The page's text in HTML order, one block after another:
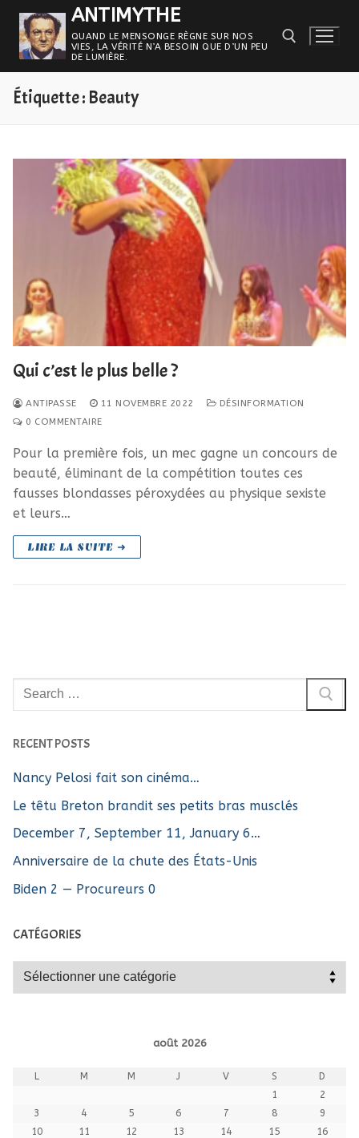
Aller
contenu
ANTIMYTHE
QUAND LE MENSONGE RÈGNE SUR NOS
VIES, LA VÉRITÉ N’A BESOIN QUE D’UN PEU
DE LUMIÈRE.
Étiquette : Beauty
Qui c’est le plus belle ?
ANTIPASSE 11 NOVEMBRE 2022
DÉSINFORMATION
0 COMMENTAIRE
Pour la première fois, un mec gagne un concours de
beauté, éliminant de la compétition toutes ces
fausses blondasses péroxydées au physique sexiste
et leurs…
LIRE LA SUITE ➜
Rechercher
:
RECENT POSTS
Nancy Pelosi fait son cinéma…
Le têtu Breton brandit ses petits bras musclés
December 7, September 11, January 6…
Anniversaire de la chute des États-Unis
Biden 2 — Procureurs 0
CATÉGORIES
Catégories
août 2026
L M M J V S
D
1
2
3
4 5 6 7 8
9
10
11 12 13 14 15
16